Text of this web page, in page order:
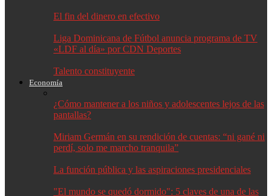
El fin del dinero en efectivo
Liga Dominicana de Fútbol anuncia programa de TV
«LDF al día» por CDN Deportes
Talento constituyente
Economía
¿Cómo mantener a los niños y adolescentes lejos de las
pantallas?
Miriam Germán en su rendición de cuentas: “ni gané ni
perdí, solo me marcho tranquila”
La función pública y las aspiraciones presidenciales
"El mundo se quedó dormido": 5 claves de una de las